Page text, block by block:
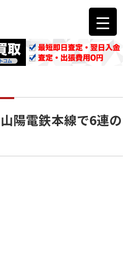
陽電鉄本線で6連の